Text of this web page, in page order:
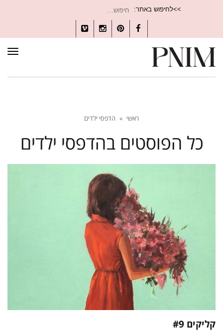
>>לחיפוש באתר:
עבור:
Facebook
Pinterest
Instagram
Vimeo
ראשי » הדפסי ילדים
כל הפוסטים בהדפסי ילדים
קליקים #9